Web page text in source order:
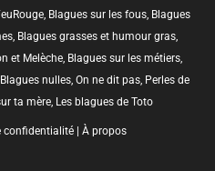
, Blagues sur les fous, Blagues
, Blagues grasses et humour gras,
et Melèche, Blagues sur les métiers,
Blagues nulles, On ne dit pas, Perles de
ta mère, Les blagues de Toto
confidentialité À propos